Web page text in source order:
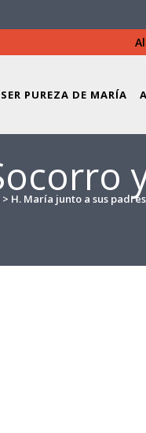
SER PUREZA DE MARÍA
> H. María junto a sus